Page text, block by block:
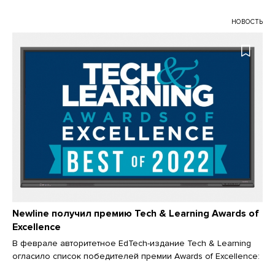
НОВОСТЬ
Newline получил премию Tech & Learning Awards of
Excellence
В феврале авторитетное EdTech-издание Tech & Learning
огласило список победителей премии Awards of Excellence: